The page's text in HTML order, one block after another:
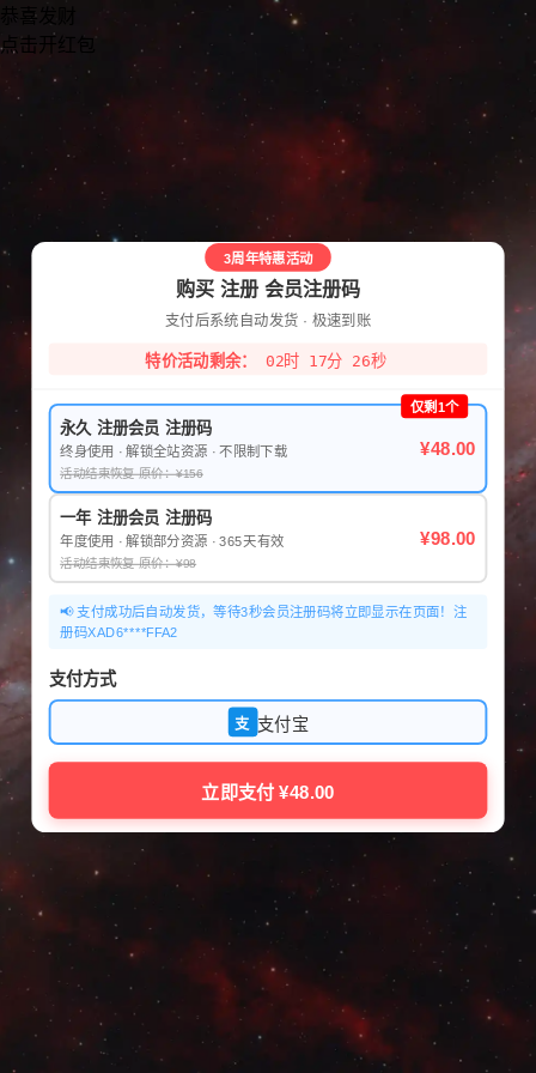
恭喜发财
点击开红包
3周年特惠活动
购买 注册 会员注册码
支付后系统自动发货 · 极速到账
特价活动剩余： 02时 17分 26秒
仅剩1个
永久 注册会员 注册码
终身使用 · 解锁全站资源 · 不限制下载
活动结束恢复 原价：¥156
¥48.00
一年 注册会员 注册码
年度使用 · 解锁部分资源 · 365天有效
活动结束恢复 原价：¥98
¥98.00
📢 支付成功后自动发货，等待3秒会员注册码将立即显示在页面！注
册码XAD6****FFA2
支付方式
支 支付宝
立即支付 ¥48.00